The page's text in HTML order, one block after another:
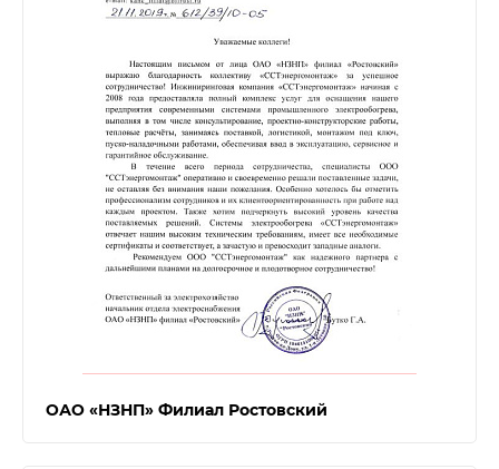
ОАО «НЗНП» Филиал Ростовский